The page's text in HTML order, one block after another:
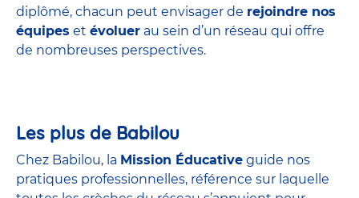
diplômé, chacun peut envisager de rejoindre nos
équipes et évoluer au sein d’un réseau qui offre
de nombreuses perspectives.
Les plus de Babilou
Chez Babilou, la Mission Éducative guide nos
pratiques professionnelles, référence sur laquelle